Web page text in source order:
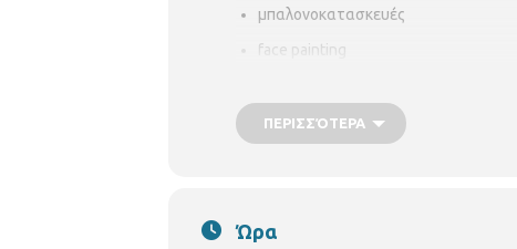
μπαλονοκατασκευές
face painting
Οι παιδικές χορωδίες των σχολείων
ΠΕΡΙΣΣΌΤΕΡΑ
Ώρα